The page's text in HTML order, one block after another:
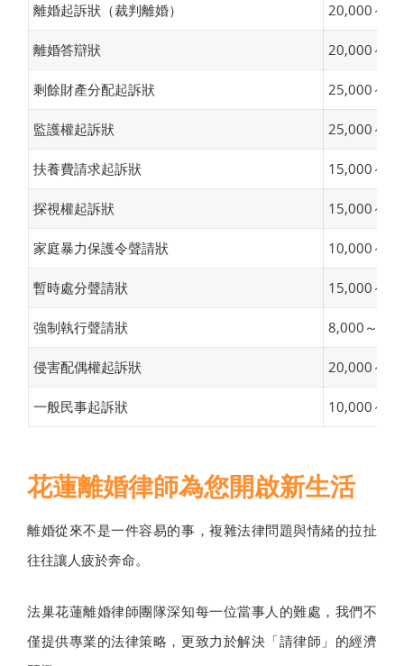
離婚起訴狀（裁判離婚）
20,000～
離婚答辯狀 20,000～
剩餘財產分配起訴狀 25,000～
監護權起訴狀 25,000～
扶養費請求起訴狀 15,000～
探視權起訴狀 15,000～
家庭暴力保護令聲請狀 10,000～
暫時處分聲請狀 15,000～
強制執行聲請狀 8,000～
侵害配偶權起訴狀 20,000～
一般民事起訴狀 10,000～
花蓮離婚律師為您開啟新生活
離婚從來不是一件容易的事，複雜法律問題與情緒的拉扯
往往讓人疲於奔命。
法巢花蓮離婚律師團隊深知每一位當事人的難處，我們不
僅提供專業的法律策略，更致力於解決「請律師」的經濟